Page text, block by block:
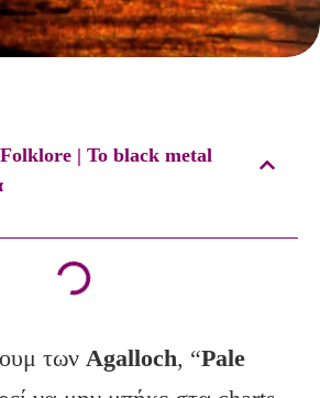
| Το black metal
των Agalloch, “Pale